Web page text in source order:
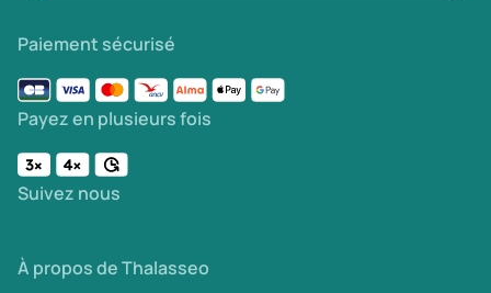
Paiement sécurisé
Payez en plusieurs fois
Suivez nous
À propos de Thalasseo